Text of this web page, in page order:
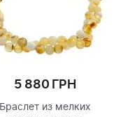
5 880 ГРН
Браслет из мелких